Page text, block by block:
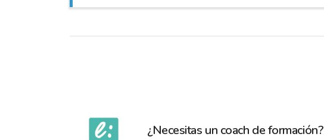
¿Necesitas un coach de formación?